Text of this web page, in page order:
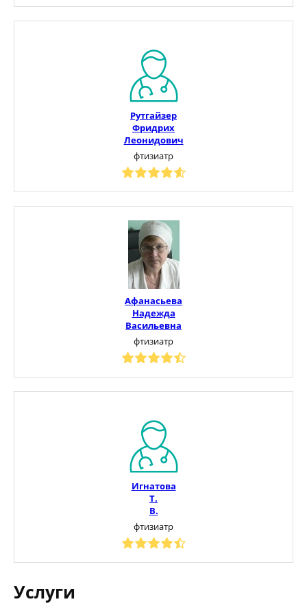
Рутгайзер
Фридрих
Леонидович
фтизиатр
Афанасьева
Надежда
Васильевна
фтизиатр
Игнатова
Т.
В.
фтизиатр
Услуги